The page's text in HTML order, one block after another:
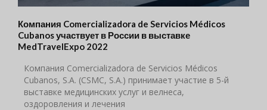
Компания Comercializadora de Servicios Médicos
Cubanos участвует в России в выставке
MedTravelExpo 2022
Компания Comercializadora de Servicios Médicos
Cubanos, S.A. (CSMC, S.A.) принимает участие в 5-й
выставке медицинских услуг и велнеса,
оздоровления и лечения